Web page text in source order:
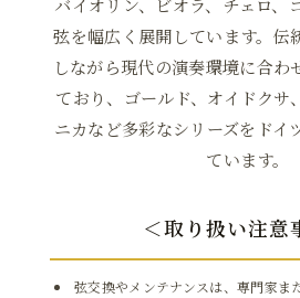
バイオリン、ビオラ、チェロ、
弦を幅広く展開しています。伝
しながら現代の演奏環境に合わ
ており、ゴールド、オイドクサ
ニカなど多彩なシリーズをドイ
ています。
＜取り扱い注意
弦交換やメンテナンスは、専門家ま